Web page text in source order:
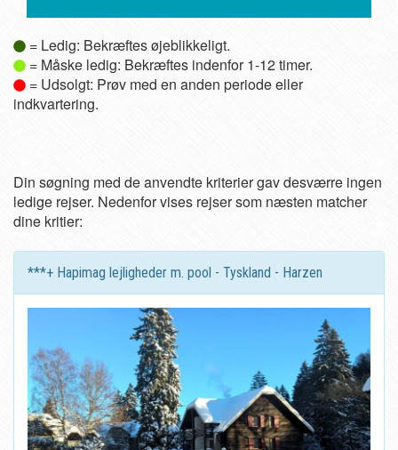
= Ledig: Bekræftes øjeblikkeligt.
= Måske ledig: Bekræftes indenfor 1-12 timer.
= Udsolgt: Prøv med en anden periode eller
indkvartering.
Din søgning med de anvendte kriterier gav desværre ingen
ledige rejser. Nedenfor vises rejser som næsten matcher
dine kritier:
***+ Hapimag lejligheder m. pool - Tyskland - Harzen